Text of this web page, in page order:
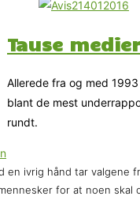
Tause
Allerede fra og med
blant de mest
rundt.
en ivrig hånd tar valgene
for at noen skal